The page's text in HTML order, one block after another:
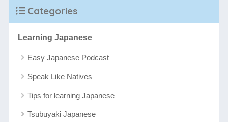
Categories
Learning Japanese
Easy Japanese Podcast
Speak Like Natives
Tips for learning Japanese
Tsubuyaki Japanese